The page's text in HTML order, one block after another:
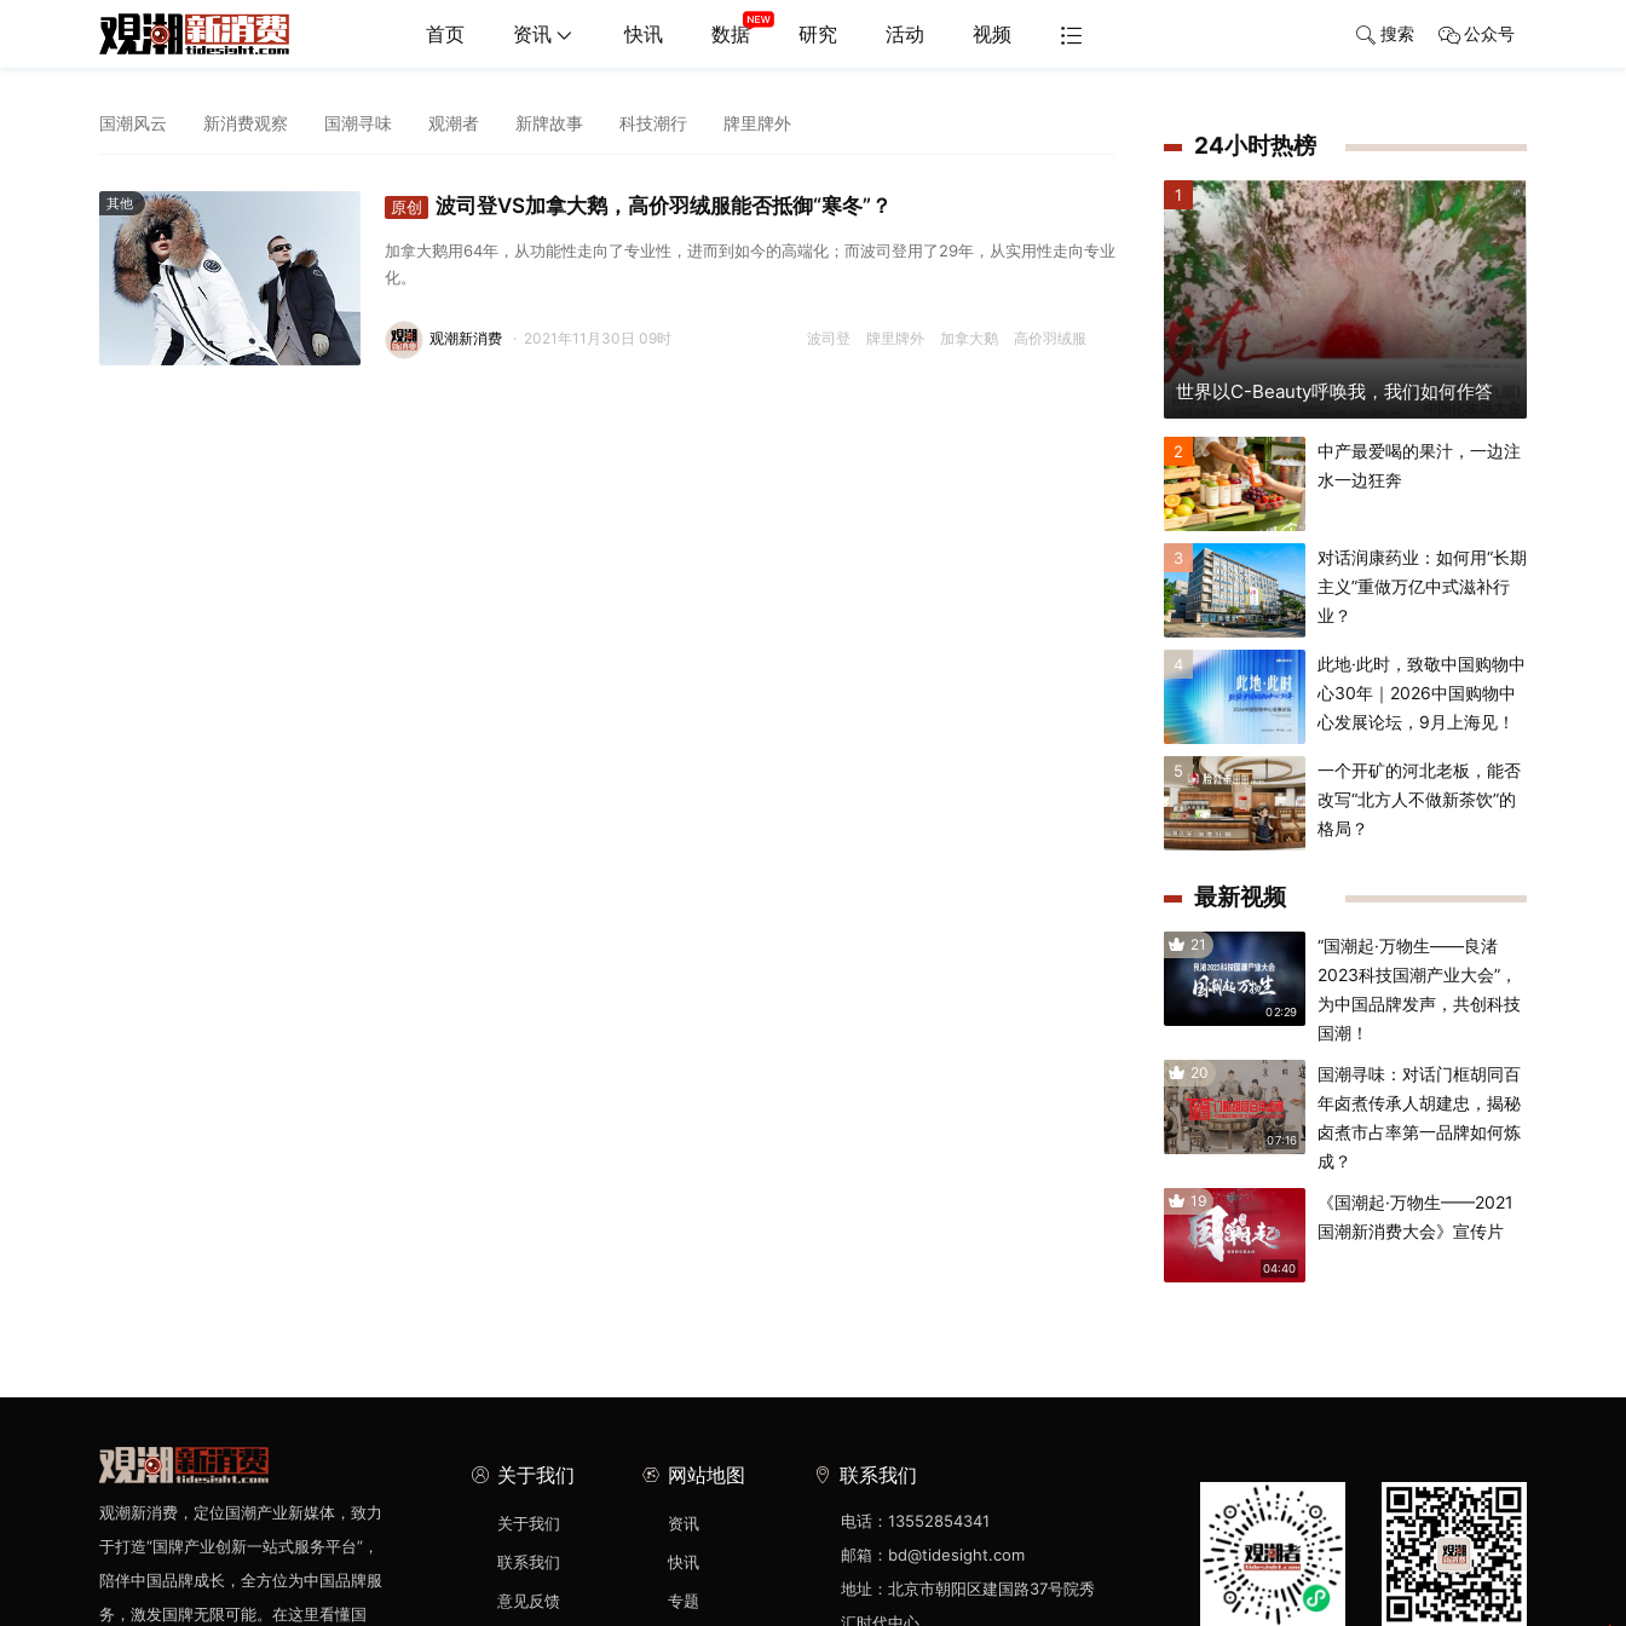
首页 资讯 快讯 数据 研究 活动 视频 搜索 公众号
国潮风云 新消费观察 国潮寻味 观潮者 新牌故事 科技潮行 牌里牌外
其他 原创 波司登VS加拿大鹅，高价羽绒服能否抵御“寒冬”？
加拿大鹅用64年，从功能性走向了专业性，进而到如今的高端化；而波司登用了29年，从实用性走向专业
化。
波司登 牌里牌外 加拿大鹅 高价羽绒服
观潮新消费 · 2021年11月30日 09时
24小时热榜
1
世界以C-Beauty呼唤我，我们如何作答
2
中产最爱喝的果汁，一边注
水一边狂奔
3
对话润康药业：如何用“长期
主义”重做万亿中式滋补行
业？
4
此地·此时，致敬中国购物中
心30年｜2026中国购物中
心发展论坛，9月上海见！
5
一个开矿的河北老板，能否
改写“北方人不做新茶饮”的
格局？
最新视频
21
02:29
“国潮起·万物生——良渚
2023科技国潮产业大会”，
为中国品牌发声，共创科技
国潮！
20
07:16
国潮寻味：对话门框胡同百
年卤煮传承人胡建忠，揭秘
卤煮市占率第一品牌如何炼
成？
19
04:40
《国潮起·万物生——2021
国潮新消费大会》宣传片
观潮新消费，定位国潮产业新媒体，致力
于打造“国牌产业创新一站式服务平台”，
陪伴中国品牌成长，全方位为中国品牌服
务，激发国牌无限可能。在这里看懂国
关于我们
关于我们
联系我们
意见反馈
网站地图
资讯
快讯
专题
联系我们
电话：13552854341
邮箱：bd@tidesight.com
地址：北京市朝阳区建国路37号院秀